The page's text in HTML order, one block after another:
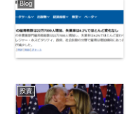
Blog
投資